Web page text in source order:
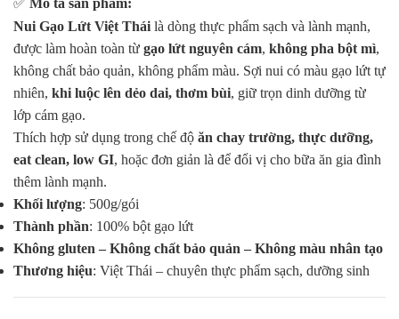
Nui Gạo Lứt Việt Thái là dòng thực phẩm sạch và lành mạnh,
được làm hoàn toàn từ gạo lứt nguyên cám, không pha bột mì,
không chất bảo quản, không phẩm màu. Sợi nui có màu gạo lứt tự
nhiên, khi luộc lên dẻo dai, thơm bùi, giữ trọn dinh dưỡng từ
lớp cám gạo.
Thích hợp sử dụng trong chế độ ăn chay trường, thực dưỡng,
eat clean, low GI, hoặc đơn giản là để đổi vị cho bữa ăn gia đình
thêm lành mạnh.
Khối lượng: 500g/gói
Thành phần: 100% bột gạo lứt
Không gluten – Không chất bảo quản – Không màu nhân tạo
Thương hiệu: Việt Thái – chuyên thực phẩm sạch, dưỡng sinh